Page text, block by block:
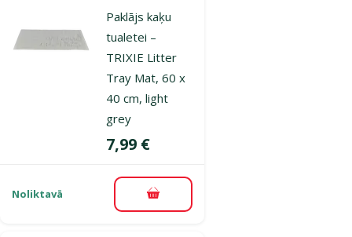
Paklājs kaķu
tualetei –
TRIXIE Litter
Tray Mat, 60 x
40 cm, light
grey
Cena
7,99 €
Noliktavā Pievienot grozam